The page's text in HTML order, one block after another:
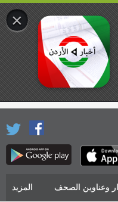
وعناوين الصحف المزيد
×